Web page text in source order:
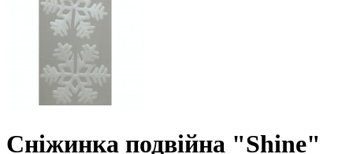
Сніжинка подвійна "Shine"